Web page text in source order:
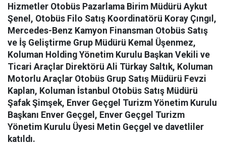
Hizmetler Otobüs Pazarlama Birim Müdürü Aykut
Şenel, Otobüs Filo Satış Koordinatörü Koray Çıngıl,
Mercedes-Benz Kamyon Finansman Otobüs Satış
ve İş Geliştirme Grup Müdürü Kemal Üşenmez,
Koluman Holding Yönetim Kurulu Başkan Vekili ve
Ticari Araçlar Direktörü Ali Türkay Saltık, Koluman
Motorlu Araçlar Otobüs Grup Satış Müdürü Fevzi
Kaplan, Koluman İstanbul Otobüs Satış Müdürü
Şafak Şimşek, Enver Geçgel Turizm Yönetim Kurulu
Başkanı Enver Geçgel, Enver Geçgel Turizm
Yönetim Kurulu Üyesi Metin Geçgel ve davetliler
katıldı.